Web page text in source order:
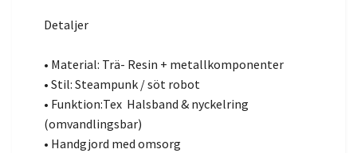
Detaljer
• Material: Trä- Resin + metallkomponenter
• Stil: Steampunk / söt robot
• Funktion:Tex Halsband & nyckelring
(omvandlingsbar)
• Handgjord med omsorg